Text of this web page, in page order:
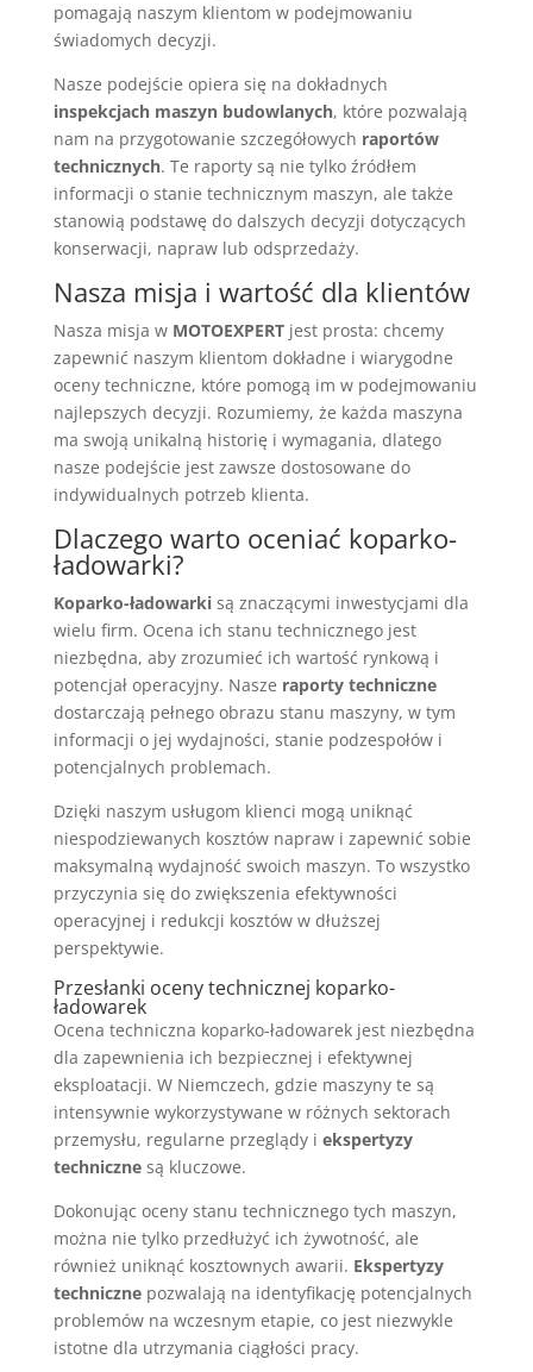
pomagają naszym klientom w podejmowaniu
świadomych decyzji.
Nasze podejście opiera się na dokładnych
inspekcjach maszyn budowlanych, które pozwalają
nam na przygotowanie szczegółowych raportów
technicznych. Te raporty są nie tylko źródłem
informacji o stanie technicznym maszyn, ale także
stanowią podstawę do dalszych decyzji dotyczących
konserwacji, napraw lub odsprzedaży.
Nasza misja i wartość dla klientów
Nasza misja w MOTOEXPERTjest prosta: chcemy
zapewnić naszym klientom dokładne i wiarygodne
oceny techniczne, które pomogą im w podejmowaniu
najlepszych decyzji. Rozumiemy, że każda maszyna
ma swoją unikalną historię i wymagania, dlatego
nasze podejście jest zawsze dostosowane do
indywidualnych potrzeb klienta.
Dlaczego warto oceniać koparko-
ładowarki?
Koparko-ładowarkisą znaczącymi inwestycjami dla
wielu firm. Ocena ich stanu technicznego jest
niezbędna, aby zrozumieć ich wartość rynkową i
potencjał operacyjny. Nasze raporty techniczne
dostarczają pełnego obrazu stanu maszyny, w tym
informacji o jej wydajności, stanie podzespołów i
potencjalnych problemach.
Dzięki naszym usługom klienci mogą uniknąć
niespodziewanych kosztów napraw i zapewnić sobie
maksymalną wydajność swoich maszyn. To wszystko
przyczynia się do zwiększenia efektywności
operacyjnej i redukcji kosztów w dłuższej
perspektywie.
Przesłanki oceny technicznej koparko-
ładowarek
Ocena techniczna koparko-ładowarek jest niezbędna
dla zapewnienia ich bezpiecznej i efektywnej
eksploatacji. W Niemczech, gdzie maszyny te są
intensywnie wykorzystywane w różnych sektorach
przemysłu, regularne przeglądy i ekspertyzy
technicznesą kluczowe.
Dokonując oceny stanu technicznego tych maszyn,
można nie tylko przedłużyć ich żywotność, ale
również uniknąć kosztownych awarii. Ekspertyzy
technicznepozwalają na identyfikację potencjalnych
problemów na wczesnym etapie, co jest niezwykle
istotne dla utrzymania ciągłości pracy.